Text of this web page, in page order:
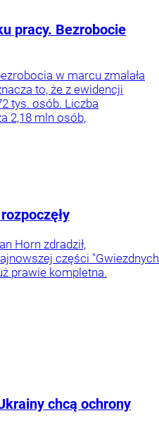
pracy. Bezrobocie
w marcu zmalała
to, że z ewidencji
tys. osób. Liczba
2,18 mln osób,
Horn zdradził,
części "Gwiezdnych
prawie kompletna.
chcą ochrony